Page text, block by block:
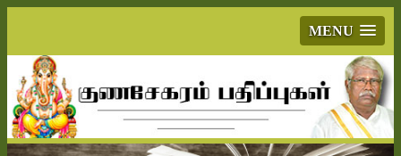
MENU